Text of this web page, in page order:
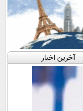
آخرین اخبار